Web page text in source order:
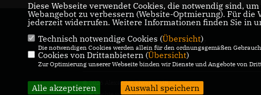
IMPRESSUM
DATENSCHUTZ
KONTAKT
© 2026 Alexander Throm MdB
Diese Webseite verwendet Cookies, die notwendig sind,
Webangebot zu verbessern (Website-Optmierung). Für
jederzeit widerrufen. Weitere Informationen finden Sie in
Technisch notwendige Cookies (Übersicht)
Die notwendigen Cookies werden allein für den ordnungsgemäßen
Cookies von Drittanbietern (Übersicht)
Zur Optimierung unserer Webseite binden wir Dienste und Angebote von
Alle akzeptieren Auswahl speichern